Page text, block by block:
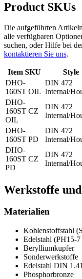
Product SKUs
Die aufgeführten
alle verfügbaren
suchen, oder Hilfe bei
kontaktieren Sie uns.
Item SKU Style
DHO-
160ST OIL
DIN 472
Internal/
DHO-
160ST CZ
OIL
DIN 472
Internal/
DHO-
160ST PD
DIN 472
Internal/
DHO-
160ST CZ
PD
DIN 472
Internal/
Werkstoffe
Materialien
Kohlenstoffstahl
Edelstahl (PH15-
Berylliumkupfer
Sonderwerkstoffe
Edelstahl DIN
Phosphorbronze